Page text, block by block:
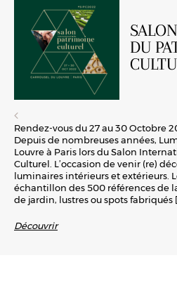
DU
Rendez-vous du 27 au 30 Octobre
Depuis de nombreuses années,
Louvre à Paris lors du Salon
Culturel. L’occasion de venir (re)
luminaires intérieurs et extérieurs.
échantillon des 500 références de
de jardin, lustres ou spots fabriqués
Découvrir